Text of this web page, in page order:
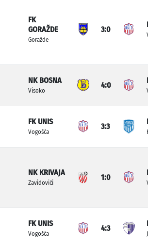
FK
GORAŽDE
Goražde
3:0
NK BOSNA
Visoko
4:0
FK UNIS
Vogošća
3:3
NK KRIVAJA
Zavidovići
1:0
FK UNIS
Vogošća
4:3